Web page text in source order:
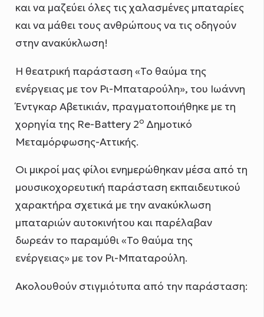
και να μαζεύει όλες τις χαλασμένες μπαταρίες
και να μάθει τους ανθρώπους να τις οδηγούν
στην ανακύκλωση!
H θεατρική παράσταση «Το θαύμα της
ενέργειας με τον Ρι-Μπαταρούλη», του Ιωάννη
Έντγκαρ Αβετικιάν, πραγματοποιήθηκε με τη
χορηγία της Re-Battery 2ο Δημοτικό
Μεταμόρφωσης-Αττικής.
Οι μικροί μας φίλοι ενημερώθηκαν μέσα από τη
μουσικοχορευτική παράσταση εκπαιδευτικού
χαρακτήρα σχετικά με την ανακύκλωση
μπαταριών αυτοκινήτου και παρέλαβαν
δωρεάν το παραμύθι «Το θαύμα της
ενέργειας» με τον Ρι-Μπαταρούλη.
Ακολουθούν στιγμιότυπα από την παράσταση: